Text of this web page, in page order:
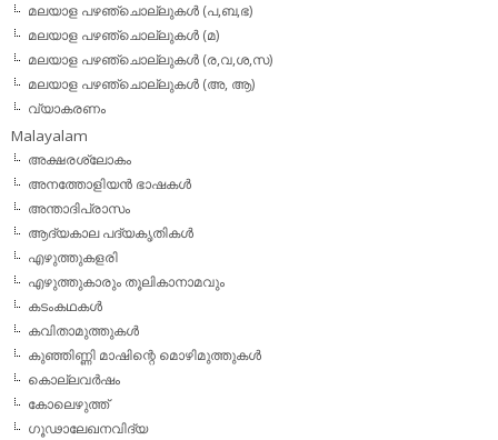
മലയാള പഴഞ്ചൊല്ലുകള്‍ (പ,ബ,ഭ)
മലയാള പഴഞ്ചൊല്ലുകള്‍ (മ)
മലയാള പഴഞ്ചൊല്ലുകള്‍ (ര,വ,ശ,സ)
മലയാള പഴഞ്ചൊല്ലുകൾ (അ, ആ)
വ്യാകരണം
Malayalam
അക്ഷരശ്ലോകം
അനത്തോളിയന്‍ ഭാഷകള്‍
അന്താദിപ്രാസം
ആദ്യകാല പദ്യകൃതികള്‍
എഴുത്തുകളരി
എഴുത്തുകാരും തൂലികാനാമവും
കടംകഥകള്‍
കവിതാമുത്തുകള്‍
കുഞ്ഞിണ്ണി മാഷിന്റെ മൊഴിമുത്തുകള്‍
കൊല്ലവര്‍ഷം
കോലെഴുത്ത്
ഗൂഢാലേഖനവിദ്യ